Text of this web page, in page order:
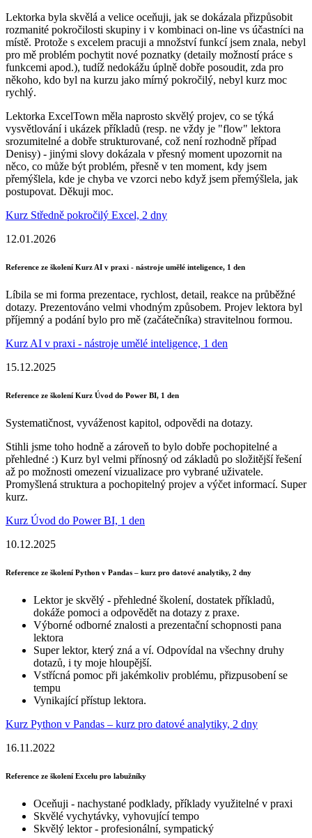
Lektorka byla skvělá a velice oceňuji, jak se dokázala přizpůsobit
rozmanité pokročilosti skupiny i v kombinaci on-line vs účastníci na
místě. Protože s excelem pracuji a množství funkcí jsem znala, nebyl
pro mě problém pochytit nové poznatky (detaily možností práce s
funkcemi apod.), tudíž nedokážu úplně dobře posoudit, zda pro
někoho, kdo byl na kurzu jako mírný pokročilý, nebyl kurz moc
rychlý.
Lektorka ExcelTown měla naprosto skvělý projev, co se týká
vysvětlování i ukázek příkladů (resp. ne vždy je "flow" lektora
srozumitelné a dobře strukturované, což není rozhodně případ
Denisy) - jinými slovy dokázala v přesný moment upozornit na
něco, co může být problém, přesně v ten moment, kdy jsem
přemýšlela, kde je chyba ve vzorci nebo když jsem přemýšlela, jak
postupovat. Děkuji moc.
Kurz Středně pokročilý Excel, 2 dny
12.01.2026
Reference ze školení Kurz AI v praxi - nástroje umělé inteligence, 1 den
Líbila se mi forma prezentace, rychlost, detail, reakce na průběžné
dotazy. Prezentováno velmi vhodným způsobem. Projev lektora byl
příjemný a podání bylo pro mě (začátečníka) stravitelnou formou.
Kurz AI v praxi - nástroje umělé inteligence, 1 den
15.12.2025
Reference ze školení Kurz Úvod do Power BI, 1 den
Systematičnost, vyváženost kapitol, odpovědi na dotazy.
Stihli jsme toho hodně a zároveň to bylo dobře pochopitelné a
přehledné :) Kurz byl velmi přínosný od základů po složitější řešení
až po možnosti omezení vizualizace pro vybrané uživatele.
Promyšlená struktura a pochopitelný projev a výčet informací. Super
kurz.
Kurz Úvod do Power BI, 1 den
10.12.2025
Reference ze školení Python v Pandas – kurz pro datové analytiky, 2 dny
Lektor je skvělý - přehledné školení, dostatek příkladů,
dokáže pomoci a odpovědět na dotazy z praxe.
Výborné odborné znalosti a prezentační schopnosti pana
lektora
Super lektor, který zná a ví. Odpovídal na všechny druhy
dotazů, i ty moje hloupější.
Vstřícná pomoc při jakémkoliv problému, přizpusobení se
tempu
Vynikající přístup lektora.
Kurz Python v Pandas – kurz pro datové analytiky, 2 dny
16.11.2022
Reference ze školení Excelu pro labužníky
Oceňuji - nachystané podklady, příklady využitelné v praxi
Skvělé vychytávky, vyhovující tempo
Skvělý lektor - profesionální, sympatický